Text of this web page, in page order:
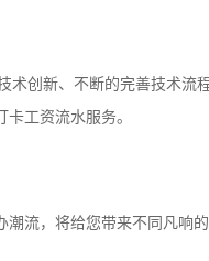
创新、不断的完善技术
工资流水服务。
流，将给您带来不同凡响